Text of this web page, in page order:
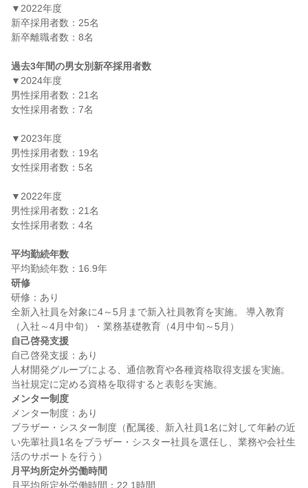
▼2022年度
新卒採用者数：25名
新卒離職者数：8名
過去3年間の男女別新卒採用者数
▼2024年度
男性採用者数：21名
女性採用者数：7名
▼2023年度
男性採用者数：19名
女性採用者数：5名
▼2022年度
男性採用者数：21名
女性採用者数：4名
平均勤続年数
研修
研修：あり
全新入社員を対象に4～5月まで新入社員教育を実施。 導入教育
自己啓発支援
自己啓発支援：あり
人材開発グループによる、通信教育や各種資格取得支援を実施。
メンター制度
メンター制度：あり
ブラザー・シスター制度（配属後、新入社員1名に対して年齢の近
い先輩社員1名をブラザー・シスター社員を選任し、業務や会社生
月平均所定外労働時間